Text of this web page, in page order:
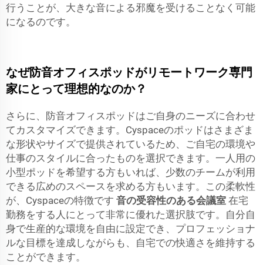
行うことが、大きな音による邪魔を受けることなく可能
になるのです。
なぜ防音オフィスポッドがリモートワーク専門
家にとって理想的なのか？
さらに、防音オフィスポッドはご自身のニーズに合わせ
てカスタマイズできます。Cyspaceのポッドはさまざま
な形状やサイズで提供されているため、ご自宅の環境や
仕事のスタイルに合ったものを選択できます。一人用の
小型ポッドを希望する方もいれば、少数のチームが利用
できる広めのスペースを求める方もいます。この柔軟性
が、Cyspaceの特徴です 音の受容性のある会議室 在宅
勤務をする人にとって非常に優れた選択肢です。自分自
身で生産的な環境を自由に設定でき、プロフェッショナ
ルな目標を達成しながらも、自宅での快適さを維持する
ことができます。